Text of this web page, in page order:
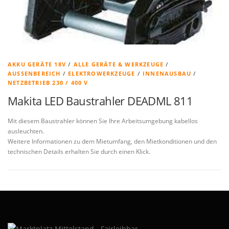
AKKU GERÄTE 18V / ALLE GERÄTE & WERKZEUGE /
AUSSENBEREICH
/ ELEKTROWERKZEUGE / INNENAUSBAU /
NETZBETRIEB 230 / 400 V
Makita LED Baustrahler DEADML 811
Mit diesem Baustrahler können Sie Ihre Arbeitsumgebung kabellos
ausleuchten.
Weitere Informationen zu dem Mietumfang, den Mietkonditionen und den
technischen Details erhalten Sie durch einen Klick.